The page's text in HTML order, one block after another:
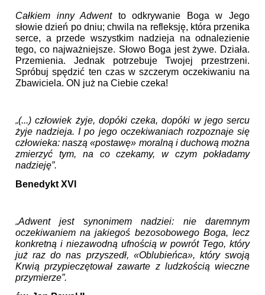
Całkiem inny Adwentto odkrywanie Boga w Jego
słowie dzień po dniu; chwila na refleksję, która przenika
serce, a przede wszystkim nadzieja na odnalezienie
tego, co najważniejsze. Słowo Boga jest żywe. Działa.
Przemienia. Jednak potrzebuje Twojej przestrzeni.
Spróbuj spędzić ten czas w szczerym oczekiwaniu na
Zbawiciela. ON już na Ciebie czeka!
„(...) człowiek żyje, dopóki czeka, dopóki w jego sercu
żyje nadzieja. I po jego oczekiwaniach rozpoznaje się
człowieka: naszą «postawę» moralną i duchową można
zmierzyć tym, na co czekamy, w czym pokładamy
nadzieję”.
Benedykt XVI
„Adwent jest synonimem nadziei: nie daremnym
oczekiwaniem na jakiegoś bezosobowego Boga, lecz
konkretną i niezawodną ufnością w powrót Tego, który
już raz do nas przyszedł, «Oblubieńca», który swoją
Krwią przypieczętował zawarte z ludzkością wieczne
przymierze”.